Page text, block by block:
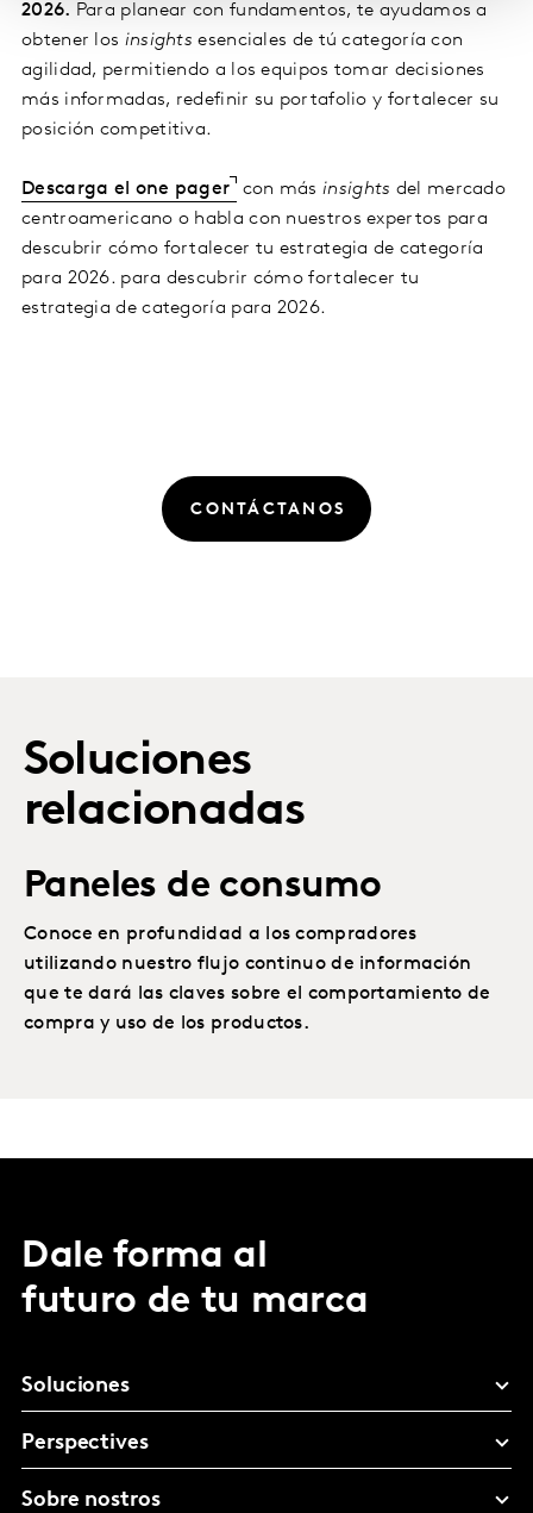
2026. Para planear con fundamentos, te ayudamos a
obtener los insights esenciales de tú categoría con
agilidad, permitiendo a los equipos tomar decisiones
más informadas, redefinir su portafolio y fortalecer su
posición competitiva.
Descarga el one pager con másinsights del mercado
centroamericano o habla con nuestros expertos para
descubrir cómo fortalecer tu estrategia de categoría
para 2026. para descubrir cómo fortalecer tu
estrategia de categoría para 2026.
CONTÁCTANOS
Soluciones
relacionadas
Paneles de consumo
Conoce en profundidad a los compradores
utilizando nuestro flujo continuo de información
que te dará las claves sobre el comportamiento de
compra y uso de los productos.
Dale forma al
futuro de tu marca
Soluciones
Perspectives
Sobre nostros